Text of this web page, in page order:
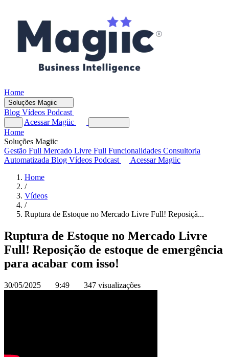
Home
Soluções Magiic
Blog Vídeos Podcast
Acessar Magiic
Home
Soluções Magiic
Gestão Full Mercado Livre Full Funcionalidades Consultoria
Automatizada Blog Vídeos Podcast
Acessar Magiic
Home
/
Vídeos
/
Ruptura de Estoque no Mercado Livre Full! Reposiçã...
Ruptura de Estoque no Mercado Livre
Full! Reposição de estoque de emergência
para acabar com isso!
30/05/2025 9:49 347 visualizações